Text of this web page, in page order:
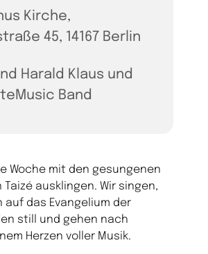
Kirche,
45, 14167 Berlin
Harald Klaus und
Band
Woche mit den gesungenen
Taizé ausklingen. Wir singen,
auf das Evangelium der
still und gehen nach
Herzen voller Musik.